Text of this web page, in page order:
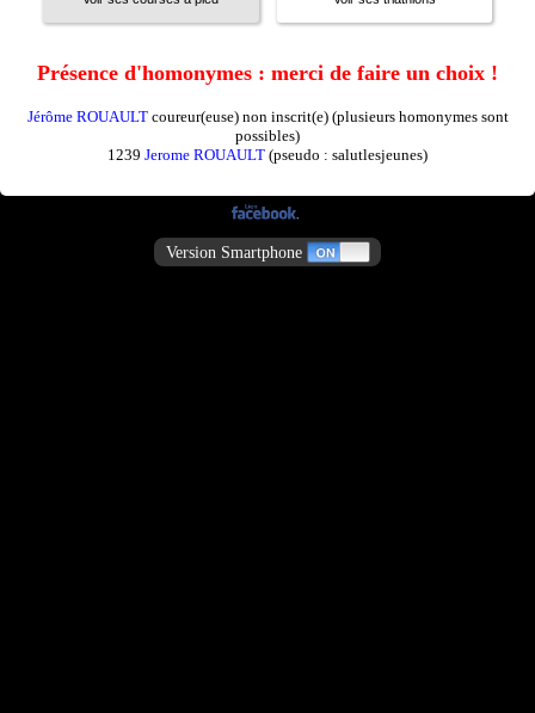
Présence d'homonymes : merci de faire un choix !
Jérôme ROUAULTcoureur(euse) non inscrit(e) (plusieurs homonymes sont
possibles)
1239 Jerome ROUAULT (pseudo : salutlesjeunes)
Version Smartphone